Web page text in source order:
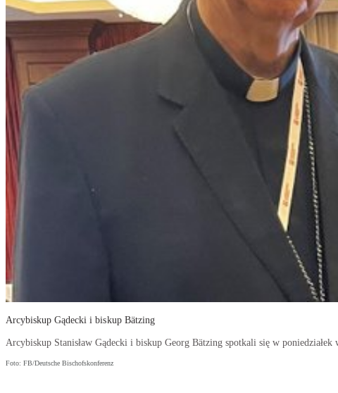
Arcybiskup Gądecki i biskup Bätzing
Arcybiskup Stanisław Gądecki i biskup Georg Bätzing spotkali się w poniedziałek
Foto: FB/Deutsche Bischofskonferenz